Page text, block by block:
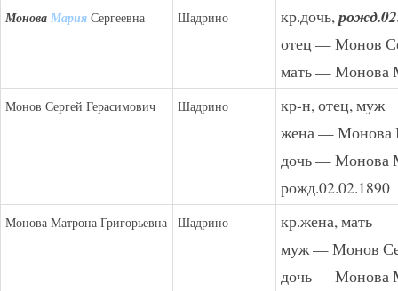
Монова Мария Сергеевна Шадрино кр.дочь,
отец — Монов
мать — Монова
Монов Сергей Герасимович Шадрино
кр-н, отец, муж
жена — Монова
дочь — Монова
рожд.02.02.1890
Монова Матрона Григорьевна Шадрино
кр.жена, мать
муж — Монов
дочь — Монова